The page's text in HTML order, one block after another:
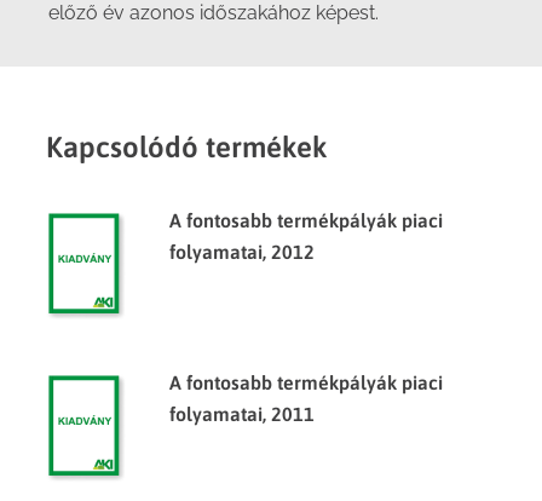
előző év azonos időszakához képest.
Kapcsolódó termékek
A fontosabb termékpályák piaci
folyamatai, 2012
A fontosabb termékpályák piaci
folyamatai, 2011